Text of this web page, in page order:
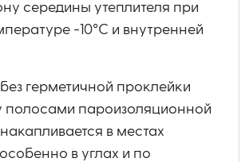
середины утеплителя при
−10°C и внутренней
герметичной проклейки
полосами пароизоляционной
в местах
в углах и по